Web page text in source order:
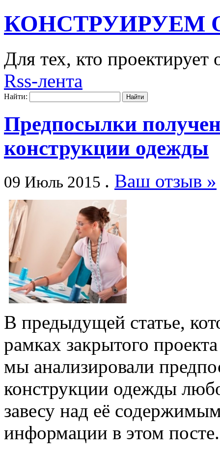
КОНСТРУИРУЕМ
Для тех, кто проектирует
Rss-лента
Найти:
Предпосылки
конструкции одежды
09 Июль 2015 . Ваш отзыв »
В предыдущей статье,
рамках закрытого
мы анализировали
конструкции одежды
завесу над её
информации в этом посте.